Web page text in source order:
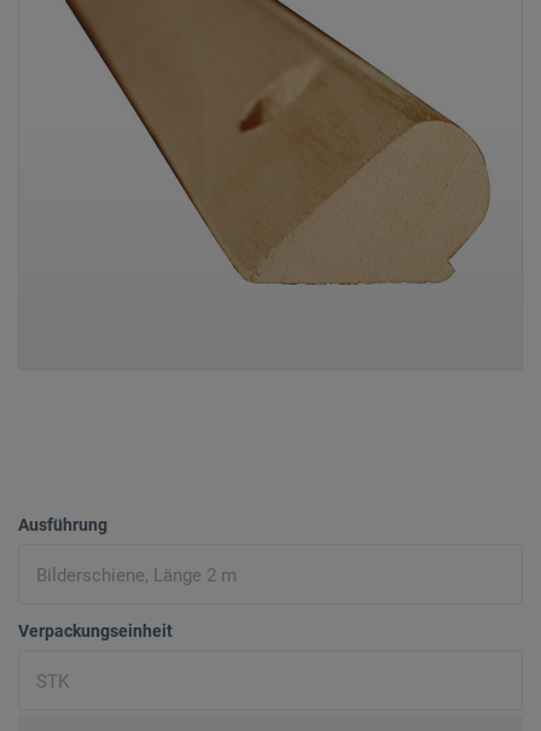
Ausführung
Verpackungseinheit